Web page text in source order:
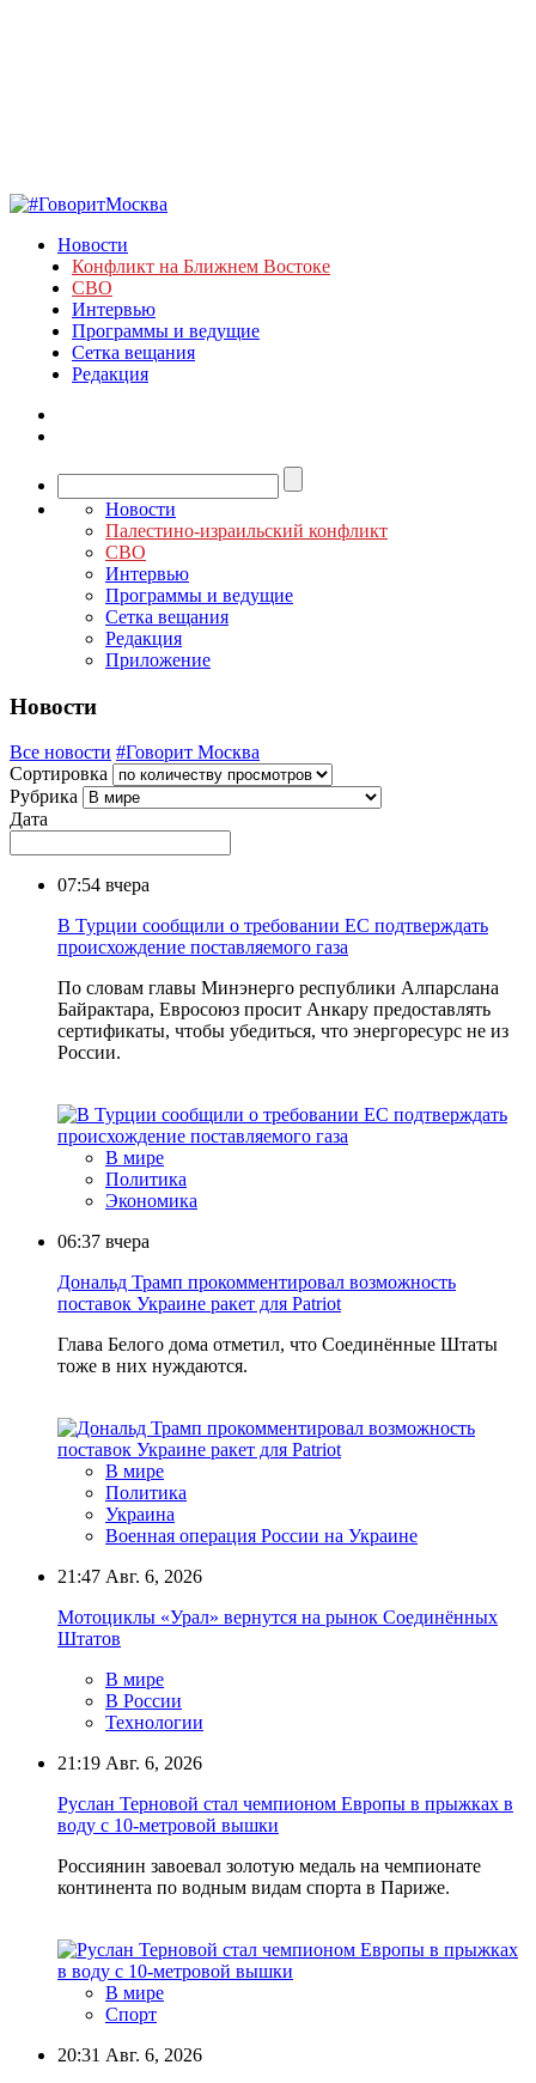
Новости
Конфликт на Ближнем Востоке
СВО
Интервью
Программы и ведущие
Сетка вещания
Редакция
Новости
Палестино-израильский конфликт
СВО
Интервью
Программы и ведущие
Сетка вещания
Редакция
Приложение
Новости
Все новости #Говорит Москва
Сортировка
Рубрика
Дата
07:54 вчера
В Турции сообщили о требовании ЕС подтверждать
происхождение поставляемого газа
По словам главы Минэнерго республики Алпарслана
Байрактара, Евросоюз просит Анкару предоставлять
сертификаты, чтобы убедиться, что энергоресурс не из
России.
В мире
Политика
Экономика
06:37 вчера
Дональд Трамп прокомментировал возможность
поставок Украине ракет для Patriot
Глава Белого дома отметил, что Соединённые Штаты
тоже в них нуждаются.
В мире
Политика
Украина
Военная операция России на Украине
21:47 Авг. 6, 2026
Мотоциклы «Урал» вернутся на рынок Соединённых
Штатов
В мире
В России
Технологии
21:19 Авг. 6, 2026
Руслан Терновой стал чемпионом Европы в прыжках в
воду с 10-метровой вышки
Россиянин завоевал золотую медаль на чемпионате
континента по водным видам спорта в Париже.
В мире
Спорт
20:31 Авг. 6, 2026